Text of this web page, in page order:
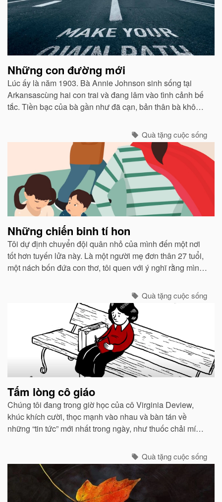
Những con đường mới
Lúc ấy là năm 1903. Bà Annie Johnson sinh sống tại
Arkansascùng hai con trai và đang lâm vào tình cảnh bế
tắc. Tiền bạc của bà gần như đã cạn, bản thân bà không
Quà tặng cuộc sống
Những chiến binh tí hon
Tôi dự định chuyển đội quân nhỏ của mình đến một nơi
tốt hơn tuyến lửa này. Là một người mẹ đơn thân 27 tuổi,
một nách bốn đứa con thơ, tôi quen với ý nghĩ rằng mình
Quà tặng cuộc sống
Tấm lòng cô giáo
Chúng tôi đang trong giờ học của cô Virginia Deview,
khúc khích cười, thọc mạnh vào nhau và bàn tán về
những “tin tức” mới nhất trong ngày, như thuốc chải mí
Quà tặng cuộc sống